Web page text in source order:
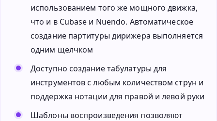
использованием того же мощного движка,
что и в Cubase и Nuendo. Автоматическое
создание партитуры дирижера выполняется
одним щелчком
Доступно создание табулатуры для
инструментов с любым количеством струн и
поддержка нотации для правой и левой руки
Шаблоны воспроизведения позволяют